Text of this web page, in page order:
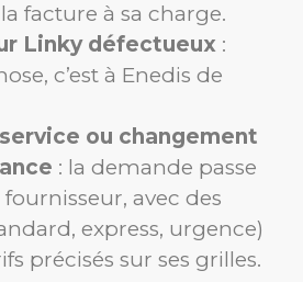
facture à sa charge.
Linky défectueux :
c’est à Enedis de
ou changement
: la demande passe
avec des
express, urgence)
précisés sur ses grilles.